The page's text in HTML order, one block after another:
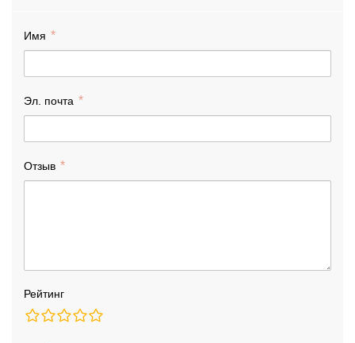
Имя
Эл. почта
Отзыв
Рейтинг